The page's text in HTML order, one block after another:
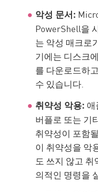
악성 문서:
PowerShell을
는 악성 매크로
기에는 디스크
를 다운로드하
수 있습니다.
취약성 악용:
버플로 또는 기
취약성이 포함
이 취약성을 악
도 쓰지 않고
의적인 명령을